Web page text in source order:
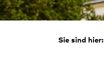
Sie sind hier: